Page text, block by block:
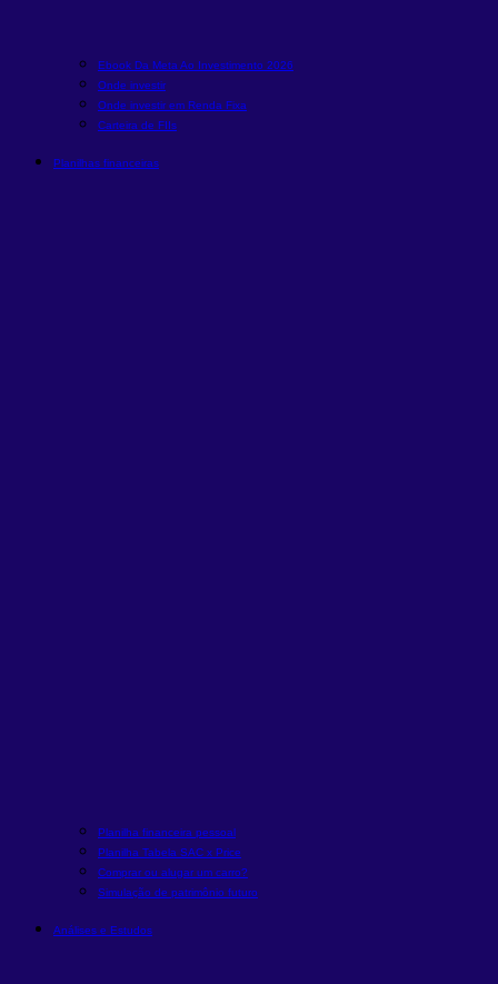
Ebook Da Meta Ao Investimento 2026
Onde investir
Onde investir em Renda Fixa
Carteira de FIIs
Planilhas financeiras
Planilha financeira pessoal
Planilha Tabela SAC x Price
Comprar ou alugar um carro?
Simulação de patrimônio futuro
Análises e Estudos